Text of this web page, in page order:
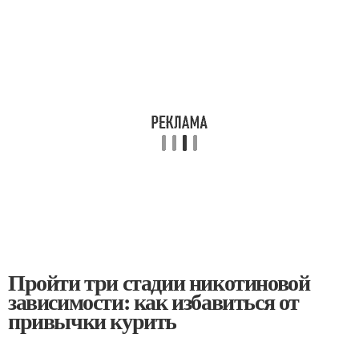
Пройти три стадии никотиновой
зависимости: как избавиться от
привычки курить